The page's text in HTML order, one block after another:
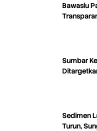
Bawaslu
Sumbar
Sedimen
Turun,